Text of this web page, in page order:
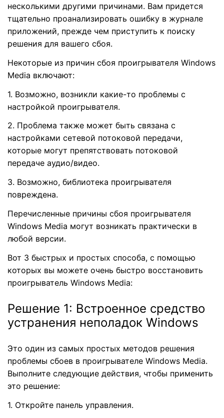
несколькими другими причинами. Вам придется
тщательно проанализировать ошибку в журнале
приложений, прежде чем приступить к поиску
решения для вашего сбоя.
Некоторые из причин сбоя проигрывателя Windows
Media включают:
1. Возможно, возникли какие-то проблемы с
настройкой проигрывателя.
2. Проблема также может быть связана с
настройками сетевой потоковой передачи,
которые могут препятствовать потоковой
передаче аудио/видео.
3. Возможно, библиотека проигрывателя
повреждена.
Перечисленные причины сбоя проигрывателя
Windows Media могут возникать практически в
любой версии.
Вот 3 быстрых и простых способа, с помощью
которых вы можете очень быстро восстановить
проигрыватель Windows Media:
Решение 1: Встроенное средство
устранения неполадок Windows
Это один из самых простых методов решения
проблемы сбоев в проигрывателе Windows Media.
Выполните следующие действия, чтобы применить
это решение:
1. Откройте панель управления.